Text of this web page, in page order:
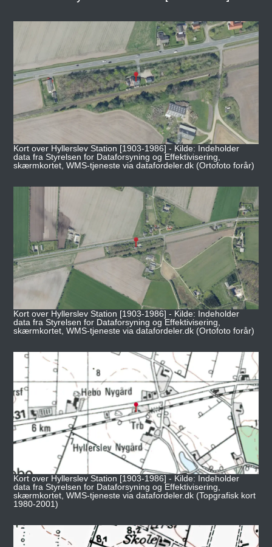
Kort over Hyllerslev Station [1903-1986] - Kilde: Indeholder
data fra Styrelsen for Dataforsyning og Effektivisering,
skærmkortet, WMS-tjeneste via datafordeler.dk (Ortofoto forår)
Kort over Hyllerslev Station [1903-1986] - Kilde: Indeholder
data fra Styrelsen for Dataforsyning og Effektivisering,
skærmkortet, WMS-tjeneste via datafordeler.dk (Ortofoto forår)
Kort over Hyllerslev Station [1903-1986] - Kilde: Indeholder
data fra Styrelsen for Dataforsyning og Effektivisering,
skærmkortet, WMS-tjeneste via datafordeler.dk (Topgrafisk kort
1980-2001)